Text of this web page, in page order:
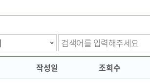
작성일 조회수